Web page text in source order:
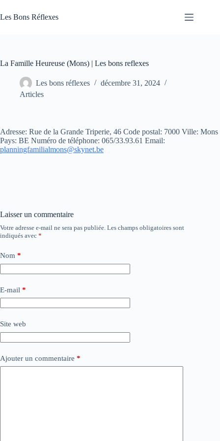
au
contenu
Les Bons Réflexes
La Famille Heureuse (Mons) | Les bons reflexes
Les bons réflexes
décembre 31, 2024
Articles
Adresse: Rue de la Grande Triperie, 46 Code postal: 7000 Ville: Mons
Pays: BE Numéro de téléphone: 065/33.93.61 Email:
planningfamilialmons@skynet.be
Laisser un commentaire
Votre adresse e-mail ne sera pas publiée. Les champs obligatoires sont
indiqués avec *
Nom *
E-mail *
Site web
Ajouter un commentaire *